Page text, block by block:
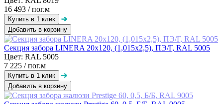
16 493 / пог.м
Добавить в корзину
Секция забора LINERA 20х120, (1,015х2,5), ПЭ/Г, RAL 5005
Цвет: RAL 5005
7 225 / пог.м
Добавить в корзину